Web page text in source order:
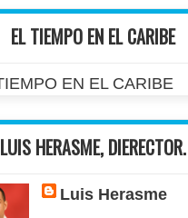
EL TIEMPO EN EL CARIBE
LUIS HERASME, DIERECTOR.
Luis Herasme